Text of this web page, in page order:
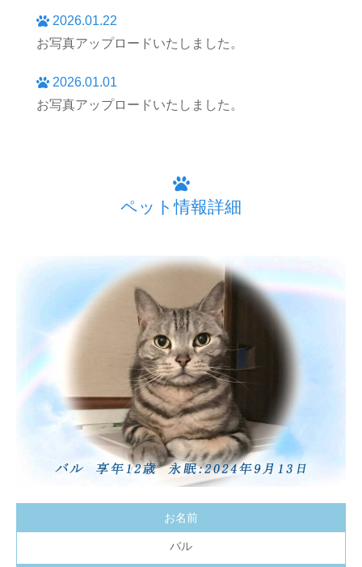
2026.01.22
お写真アップロードいたしました。
2026.01.01
お写真アップロードいたしました。
ペット情報詳細
お名前
バル